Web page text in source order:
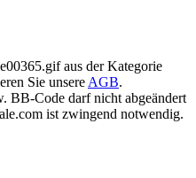
aus der Kategorie
Sie unsere AGB.
BB-Code darf nicht abgeändert
ist zwingend notwendig.